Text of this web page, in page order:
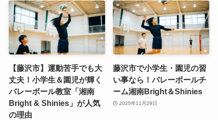
【藤沢市】運動苦手でも大
丈夫！小学生＆園児が輝く
バレーボール教室「湘南
Bright & Shinies」が人気
の理由
藤沢市で小学生・園児の習
い事なら！バレーボールチ
ーム湘南Bright＆Shinies
2025年11月29日